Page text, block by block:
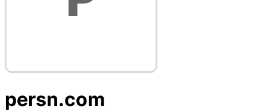
persn.com